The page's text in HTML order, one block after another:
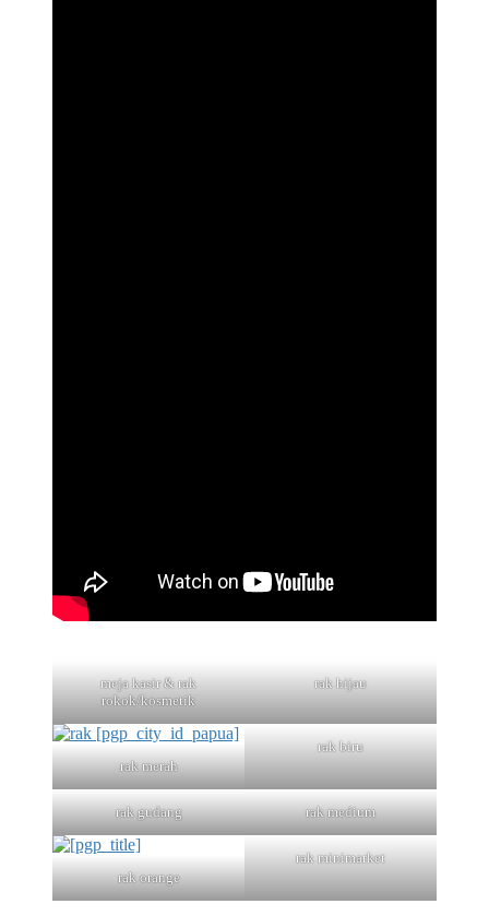
meja kasir & rak
rokok/kosmetik
rak hijau
rak merah
rak biru
rak gudang rak medium
rak orange
rak minimarket